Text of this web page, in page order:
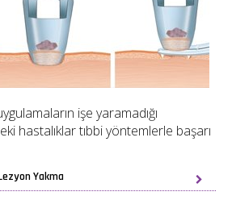
işe yaramadığı
hastalıklar tıbbi yöntemlerle başarı
Yakma